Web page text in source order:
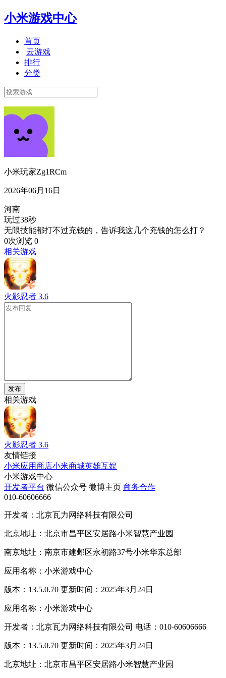
小米游戏中心
首页
云游戏
排行
分类
小米玩家Zg1RCm
2026年06月16日
河南
玩过38秒
无限技能都打不过充钱的，告诉我这几个充钱的怎么打？
0次浏览 0
相关游戏
火影忍者 3.6
发布
相关游戏
火影忍者 3.6
友情链接
小米应用商店小米商城英雄互娱
小米游戏中心
开发者平台 微信公众号 微博主页 商务合作
010-60606666
开发者：北京瓦力网络科技有限公司
北京地址：北京市昌平区安居路小米智慧产业园
南京地址：南京市建邺区永初路37号小米华东总部
应用名称：小米游戏中心
版本：13.5.0.70 更新时间：2025年3月24日
应用名称：小米游戏中心
开发者：北京瓦力网络科技有限公司 电话：010-60606666
版本：13.5.0.70 更新时间：2025年3月24日
北京地址：北京市昌平区安居路小米智慧产业园